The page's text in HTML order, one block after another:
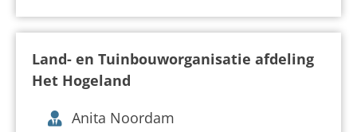
Land- en Tuinbouworganisatie afdeling
Het Hogeland
Anita Noordam